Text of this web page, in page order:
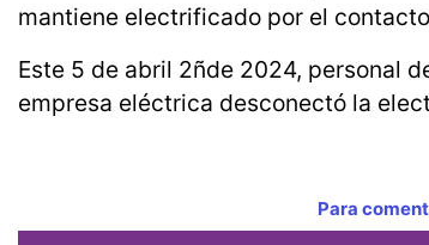
mantiene electrificado por el
Este 5 de abril 2ñde 2024, personal
empresa eléctrica desconectó la
Para